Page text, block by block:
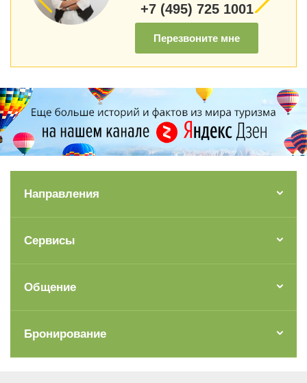
+7 (495) 725 1001
Перезвоните мне
Направления
Сервисы
Общение
Бронирование